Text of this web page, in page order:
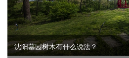
沈阳墓园树木有什么说法？